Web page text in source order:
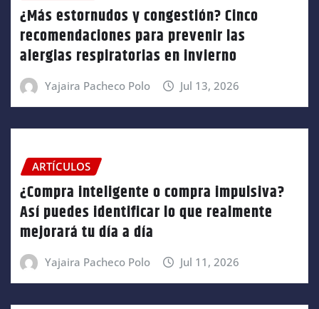
¿Más estornudos y congestión? Cinco
recomendaciones para prevenir las
alergias respiratorias en invierno
Yajaira Pacheco Polo Jul 13, 2026
ARTÍCULOS
¿Compra inteligente o compra impulsiva?
Así puedes identificar lo que realmente
mejorará tu día a día
Yajaira Pacheco Polo Jul 11, 2026